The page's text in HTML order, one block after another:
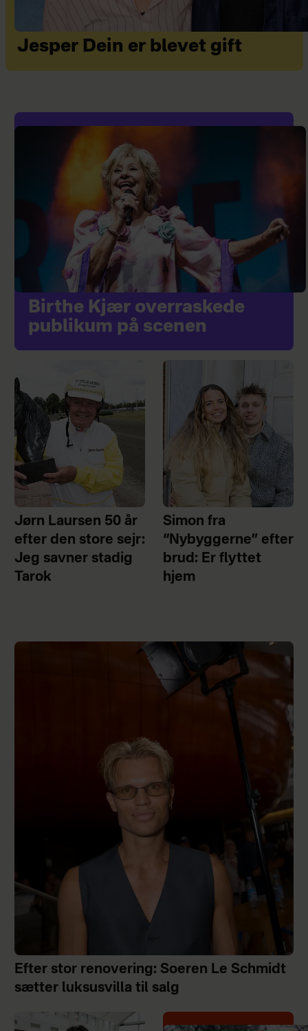
Jesper Dein er blevet gift
Birthe Kjær overraskede
publikum på scenen
Jørn Laursen 50 år
efter den store sejr:
Jeg savner stadig
Tarok
Simon fra
“Nybyggerne” efter
brud: Er flyttet
hjem
Efter stor renovering: Soeren Le Schmidt
sætter luksusvilla til salg